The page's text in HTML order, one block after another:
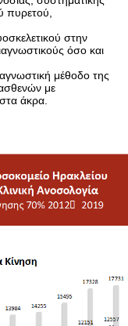
πυρετού,
στην
όσο και
μέθοδο της
με
άκρα.